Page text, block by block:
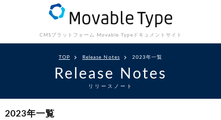
CMSプラットフォーム Movable Type ドキュメントサイト
TOP Release Notes 2023年一覧
Release Notes
リリースノート
2023年一覧